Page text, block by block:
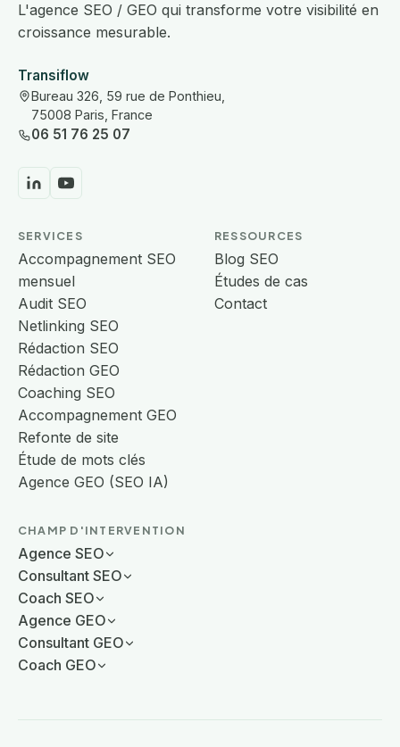
L'agence SEO / GEO qui transforme votre visibilité en
croissance mesurable.
Transiflow
Bureau 326, 59 rue de Ponthieu,
75008 Paris, France
06 51 76 25 07
SERVICES
Accompagnement SEO
mensuel
Audit SEO
Netlinking SEO
Rédaction SEO
Rédaction GEO
Coaching SEO
Accompagnement GEO
Refonte de site
Étude de mots clés
Agence GEO (SEO IA)
RESSOURCES
Blog SEO
Études de cas
Contact
CHAMP D'INTERVENTION
Agence SEO
Consultant SEO
Coach SEO
Agence GEO
Consultant GEO
Coach GEO